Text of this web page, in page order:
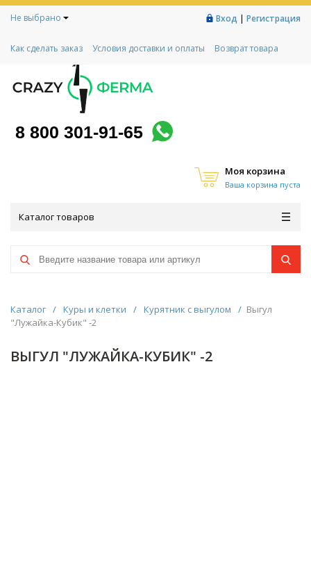
Не выбрано Вход | Регистрация
Как сделать заказ Условия доставки и оплаты
Возврат товара
Контакты
Социальный контракт
Любимая ферма
8 800 301-91-65
Моя корзина
Ваша корзина пуста
Каталог товаров
Каталог / Куры и клетки / Курятник с выгулом / Выгул
"Лужайка-Кубик" -2
ВЫГУЛ "ЛУЖАЙКА-КУБИК" -2